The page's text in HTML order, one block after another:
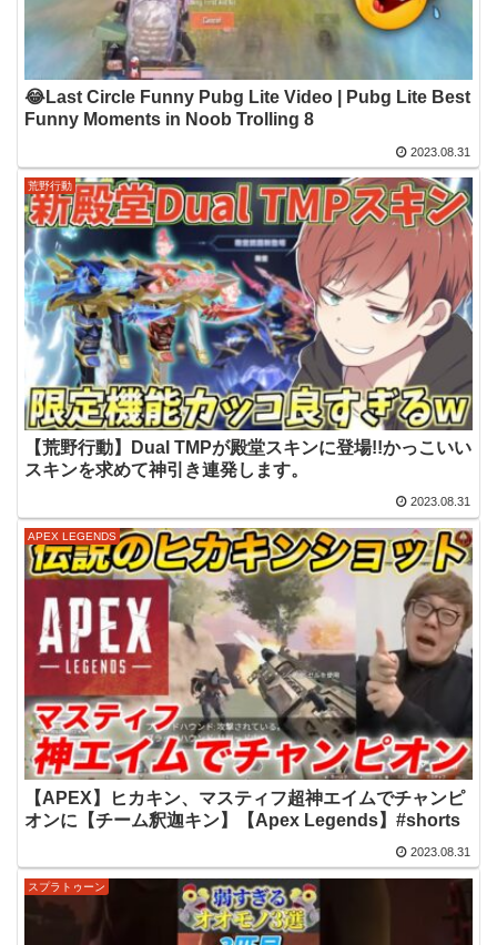
😂Last Circle Funny Pubg Lite Video | Pubg Lite Best
Funny Moments in Noob Trolling 8
2023.08.31
荒野行動
【荒野行動】Dual TMPが殿堂スキンに登場!!かっこいい
スキンを求めて神引き連発します。
2023.08.31
APEX LEGENDS
【APEX】ヒカキン、マスティフ超神エイムでチャンピ
オンに【チーム釈迦キン】【Apex Legends】#shorts
2023.08.31
スプラトゥーン